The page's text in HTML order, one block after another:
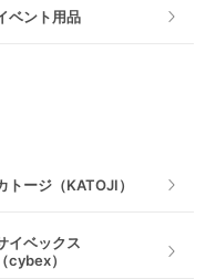
室内遊具
ベント用品
トージ（KATOJI）
イベックス
（cybex）